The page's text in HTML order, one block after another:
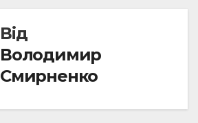
Від
Володимир
Смирненко